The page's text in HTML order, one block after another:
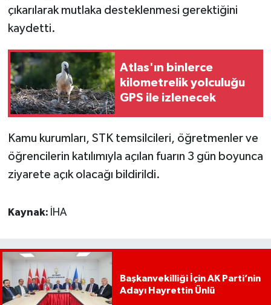
çıkarılarak mutlaka desteklenmesi gerektiğini
kaydetti.
Atlas'ın binlerce
kilometrelik yolculuğu
GPS ile izlenecek
Kamu kurumları, STK temsilcileri, öğretmenler ve
öğrencilerin katılımıyla açılan fuarın 3 gün boyunca
ziyarete açık olacağı bildirildi.
Kaynak: İHA
Başkanvekilliği İçin AK Parti’nin
Adayı Hayrettin Ünlü